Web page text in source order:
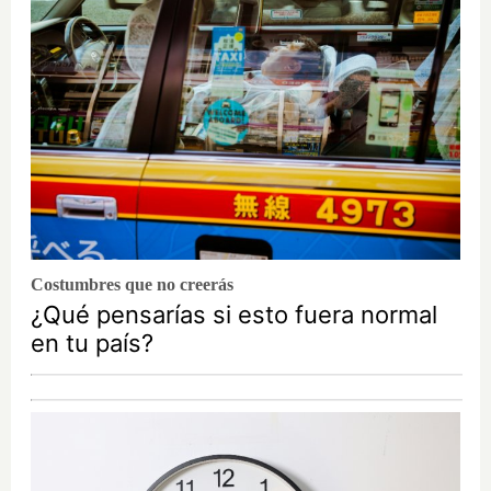
Costumbres que no creerás
¿Qué pensarías si esto fuera normal
en tu país?